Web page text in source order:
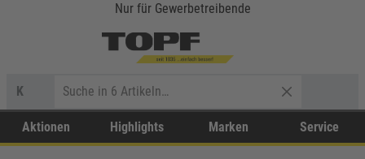
Nur für Gewerbetreibende
K
Aktionen Highlights Marken Service